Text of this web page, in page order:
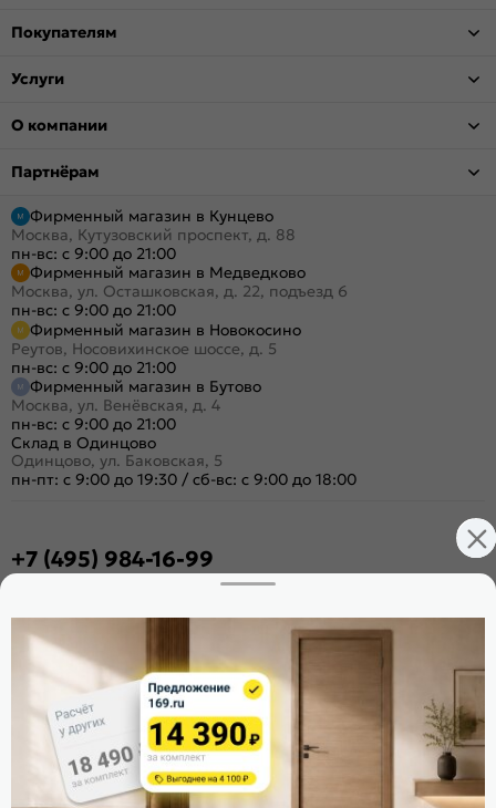
Покупателям
Услуги
О компании
Партнёрам
Фирменный магазин в Кунцево
Москва, Кутузовский проспект, д. 88
пн-вс: с 9:00 до 21:00
Фирменный магазин в Медведково
Москва, ул. Осташковская, д. 22, подъезд 6
пн-вс: с 9:00 до 21:00
Фирменный магазин в Новокосино
Реутов, Носовихинское шоссе, д. 5
пн-вс: с 9:00 до 21:00
Фирменный магазин в Бутово
Москва, ул. Венёвская, д. 4
пн-вс: с 9:00 до 21:00
Склад в Одинцово
Одинцово, ул. Баковская, 5
пн-пт: с 9:00 до 19:30 / сб-вс: с 9:00 до 18:00
+7 (495) 984-16-99
Поделиться
Оцените магазин